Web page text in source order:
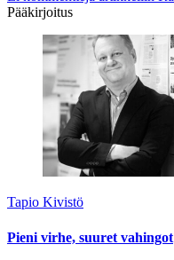
Pääkirjoitus
Tapio Kivistö
Pieni virhe, suuret vahingot